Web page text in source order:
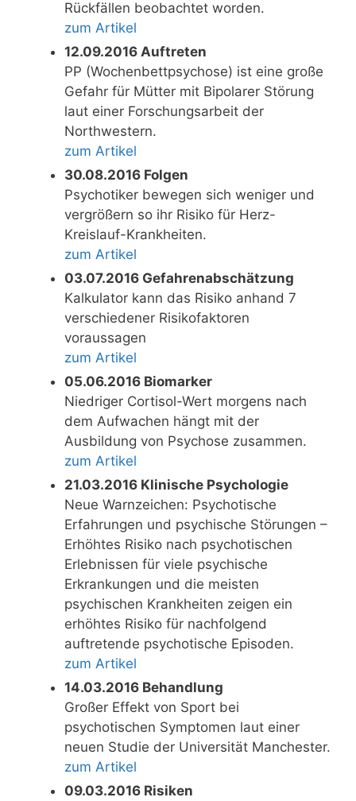
Rückfällen beobachtet worden.
zum Artikel
12.09.2016 Auftreten
PP (Wochenbettpsychose) ist eine große
Gefahr für Mütter mit Bipolarer Störung
laut einer Forschungsarbeit der
Northwestern.
zum Artikel
30.08.2016 Folgen
Psychotiker bewegen sich weniger und
vergrößern so ihr Risiko für Herz-
Kreislauf-Krankheiten.
zum Artikel
03.07.2016 Gefahrenabschätzung
Kalkulator kann das Risiko anhand 7
verschiedener Risikofaktoren
voraussagen
zum Artikel
05.06.2016 Biomarker
Niedriger Cortisol-Wert morgens nach
dem Aufwachen hängt mit der
Ausbildung von Psychose zusammen.
zum Artikel
21.03.2016 Klinische Psychologie
Neue Warnzeichen: Psychotische
Erfahrungen und psychische Störungen –
Erhöhtes Risiko nach psychotischen
Erlebnissen für viele psychische
Erkrankungen und die meisten
psychischen Krankheiten zeigen ein
erhöhtes Risiko für nachfolgend
auftretende psychotische Episoden.
zum Artikel
14.03.2016 Behandlung
Großer Effekt von Sport bei
psychotischen Symptomen laut einer
neuen Studie der Universität Manchester.
zum Artikel
09.03.2016 Risiken